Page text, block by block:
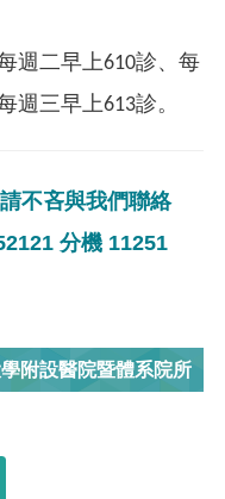
週二早上610診、每
週三早上613診。
不吝與我們聯絡
分機 11251
附設醫院暨體系院所